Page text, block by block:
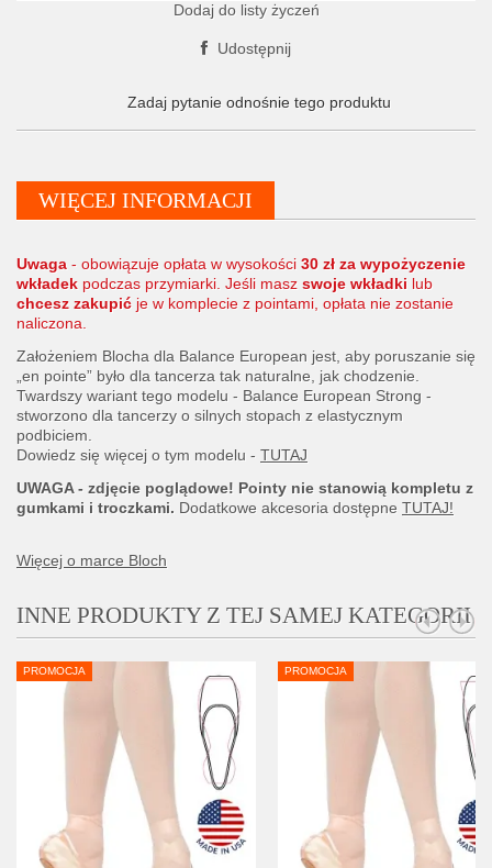
Dodaj do listy życzeń
Udostępnij
Zadaj pytanie odnośnie tego produktu
WIĘCEJ INFORMACJI
Uwaga - obowiązuje opłata w wysokości 30 zł za wypożyczenie
wkładek podczas przymiarki. Jeśli masz swoje wkładki lub
chcesz zakupić je w komplecie z pointami, opłata nie zostanie
naliczona.
Założeniem Blocha dla Balance European jest, aby poruszanie się
„en pointe” było dla tancerza tak naturalne, jak chodzenie.
Twardszy wariant tego modelu - Balance European Strong -
stworzono dla tancerzy o silnych stopach z elastycznym
podbiciem.
Dowiedz się więcej o tym modelu - TUTAJ
UWAGA - zdjęcie poglądowe! Pointy nie stanowią kompletu z
gumkami i troczkami. Dodatkowe akcesoria dostępne TUTAJ!
Więcej o marce Bloch
INNE PRODUKTY Z TEJ SAMEJ KATEGORII
PROMOCJA PROMOCJA